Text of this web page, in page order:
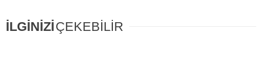
İLGİNİZİÇEKEBİLİR